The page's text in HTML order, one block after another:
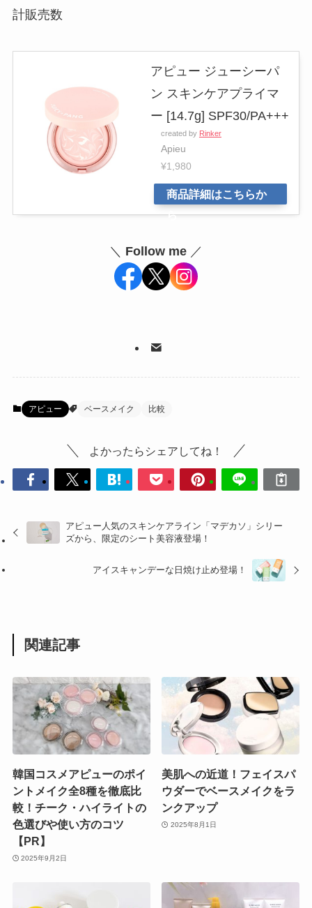
計販売数
アピュー ジューシーパ
ン スキンケアプライマ
ー [14.7g] SPF30/PA+++
created by Rinker
Apieu
¥1,980
商品詳細はこちらか
ら
＼ Follow me ／
アピュー ベースメイク 比較
よかったらシェアしてね！
アピュー人気のスキンケアライン「マデカソ」シリー
ズから、限定のシート美容液登場！
アイスキャンデーな日焼け止め登場！
関連記事
韓国コスメアピューのポイ
ントメイク全8種を徹底比
較！チーク・ハイライトの
色選びや使い方のコツ
【PR】
2025年9月2日
美肌への近道！フェイスパ
ウダーでベースメイクをラ
ンクアップ
2025年8月1日